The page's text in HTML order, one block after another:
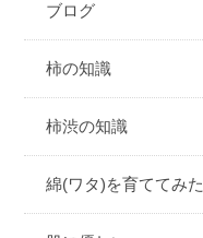
ブログ
柿の知識
柿渋の知識
綿(ワタ)を育ててみた